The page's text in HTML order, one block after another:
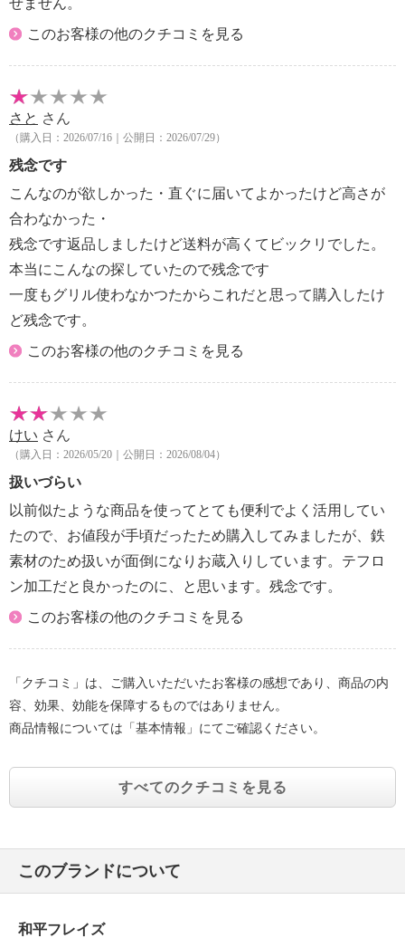
せません。
このお客様の他のクチコミを見る
さと さん
（購入日：2026/07/16｜公開日：2026/07/29）
残念です
こんなのが欲しかった・直ぐに届いてよかったけど高さが
合わなかった・
残念です返品しましたけど送料が高くてビックリでした。
本当にこんなの探していたので残念です
一度もグリル使わなかつたからこれだと思って購入したけ
ど残念です。
このお客様の他のクチコミを見る
けい さん
（購入日：2026/05/20｜公開日：2026/08/04）
扱いづらい
以前似たような商品を使ってとても便利でよく活用してい
たので、お値段が手頃だったため購入してみましたが、鉄
素材のため扱いが面倒になりお蔵入りしています。テフロ
ン加工だと良かったのに、と思います。残念です。
このお客様の他のクチコミを見る
「クチコミ」は、ご購入いただいたお客様の感想であり、商品の内
容、効果、効能を保障するものではありません。
商品情報については「基本情報」にてご確認ください。
すべてのクチコミを見る
このブランドについて
和平フレイズ